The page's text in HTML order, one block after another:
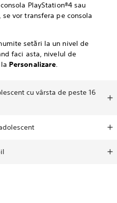
PlayStation®4 sau
vor transfera pe consola
setări la un nivel de
faci asta, nivelul de
Personalizare.
cu vârsta de peste 16